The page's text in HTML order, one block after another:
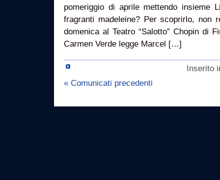
pomeriggio di aprile mettendo insieme
fragranti madeleine? Per scoprirlo, non
domenica al Teatro “Salotto” Chopin di
Carmen Verde legge Marcel […]
Inserito
« Comunicati precedenti